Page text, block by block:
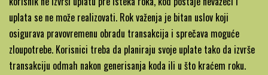
uplata se ne može realizovati. Rok važenja je bitan uslov koji
osigurava pravovremenu obradu transakcija i sprečava moguće
zloupotrebe. Korisnici treba da planiraju svoje uplate tako da izvrše
transakciju odmah nakon generisanja koda ili u što kraćem roku.